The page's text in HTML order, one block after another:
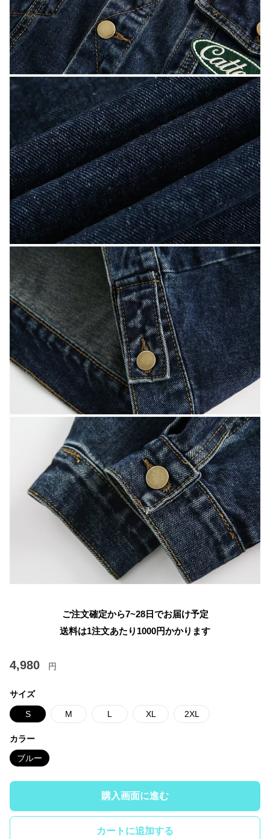
ご注文確定から7~28日でお届け予定
送料は1注文あたり 1000円かかります
4,980 円
サイズ
S M L XL 2XL
カラー
ブルー
購入画面に進む
カートに追加する